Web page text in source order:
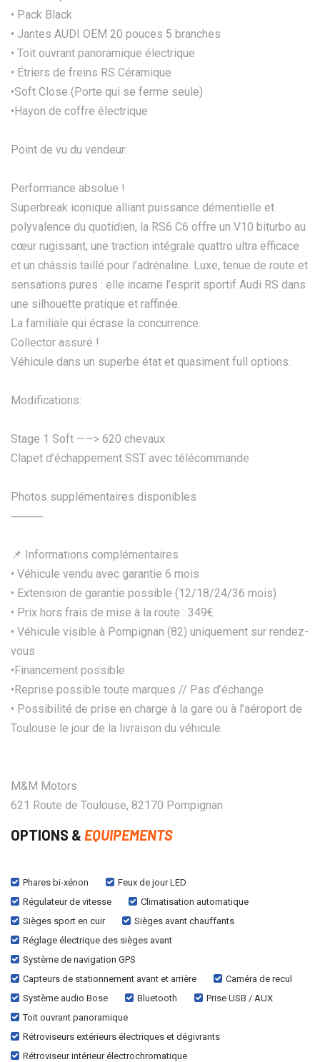
• Pack Black
• Jantes AUDI OEM 20 pouces 5 branches
• Toit ouvrant panoramique électrique
• Étriers de freins RS Céramique
•Soft Close (Porte qui se ferme seule)
•Hayon de coffre électrique
Point de vu du vendeur:
Performance absolue !
Superbreak iconique alliant puissance démentielle et
polyvalence du quotidien, la RS6 C6 offre un V10 biturbo au
cœur rugissant, une traction intégrale quattro ultra efficace
et un châssis taillé pour l’adrénaline. Luxe, tenue de route et
sensations pures : elle incarne l’esprit sportif Audi RS dans
une silhouette pratique et raffinée.
La familiale qui écrase la concurrence.
Collector assuré !
Véhicule dans un superbe état et quasiment full options.
Modifications:
Stage 1 Soft ——> 620 chevaux
Clapet d’échappement SST avec télécommande
Photos supplémentaires disponibles
⸻
📌 Informations complémentaires
• Véhicule vendu avec garantie 6 mois
• Extension de garantie possible (12/18/24/36 mois)
• Prix hors frais de mise à la route : 349€
• Véhicule visible à Pompignan (82) uniquement sur rendez-
vous
•Financement possible
•Reprise possible toute marques // Pas d’échange
• Possibilité de prise en charge à la gare ou à l’aéroport de
Toulouse le jour de la livraison du véhicule.
M&M Motors
621 Route de Toulouse, 82170 Pompignan
OPTIONS & EQUIPEMENTS
Phares bi-xénon
Feux de jour LED
Régulateur de vitesse
Climatisation automatique
Sièges sport en cuir
Sièges avant chauffants
Réglage électrique des sièges avant
Système de navigation GPS
Capteurs de stationnement avant et arrière
Caméra de recul
Système audio Bose
Bluetooth
Prise USB / AUX
Toit ouvrant panoramique
Rétroviseurs extérieurs électriques et dégivrants
Rétroviseur intérieur électrochromatique